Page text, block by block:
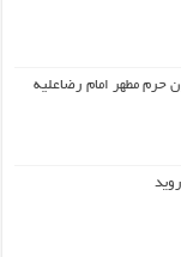
حرم مطهر امام رضاعليه